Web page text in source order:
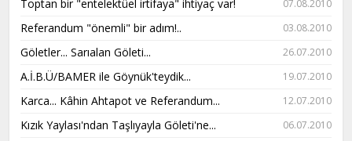
Toptan bir "entelektüel irtifaya" ihtiyaç var! 07.08.2010
Referandum "önemli" bir adım!.. 03.08.2010
Göletler... Sarıalan Göleti... 26.07.2010
A.İ.B.Ü/BAMER ile Göynük'teydik... 19.07.2010
Karca... Kâhin Ahtapot ve Referandum... 12.07.2010
Kızık Yaylası'ndan Taşlıyayla Göleti'ne... 06.07.2010